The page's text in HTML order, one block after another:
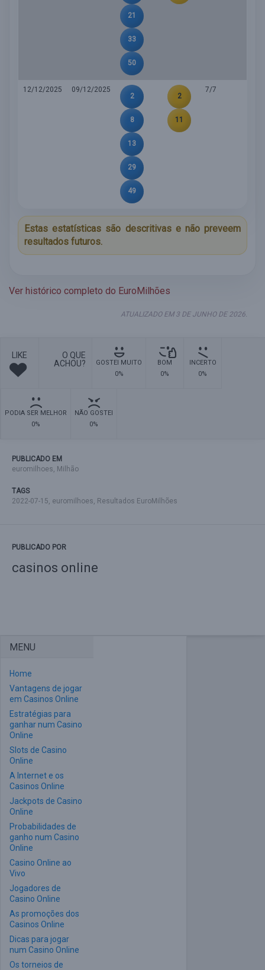
21
33
50
12/12/2025
09/12/2025
2
8
13
29
49
2
11
7/7
Estas estatísticas são descritivas e não preveem
resultados futuros.
Ver histórico completo do EuroMilhões
ATUALIZADO EM 3 DE JUNHO DE 2026.
LIKE
O QUE
ACHOU?
GOSTEI MUITO
0%
BOM
0%
INCERTO
0%
PODIA SER MELHOR
0%
NÃO GOSTEI
0%
PUBLICADO EM
euromilhoes, Milhão
TAGS
2022-07-15, euromilhoes, Resultados EuroMilhões
PUBLICADO POR
casinos online
MENU
Home
Vantagens de jogar
em Casinos Online
Estratégias para
ganhar num Casino
Online
Slots de Casino
Online
A Internet e os
Casinos Online
Jackpots de Casino
Online
Probabilidades de
ganho num Casino
Online
Casino Online ao
Vivo
Jogadores de
Casino Online
As promoções dos
Casinos Online
Dicas para jogar
num Casino Online
Os torneios de